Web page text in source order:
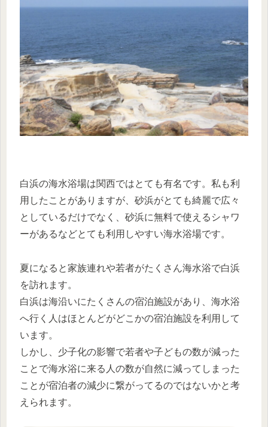
白浜の海水浴場は関西ではとても有名です。私も利
用したことがありますが、砂浜がとても綺麗で広々
としているだけでなく、砂浜に無料で使えるシャワ
ーがあるなどとても利用しやすい海水浴場です。
夏になると家族連れや若者がたくさん海水浴で白浜
を訪れます。
白浜は海沿いにたくさんの宿泊施設があり、海水浴
へ行く人はほとんどがどこかの宿泊施設を利用して
います。
しかし、少子化の影響で若者や子どもの数が減った
ことで海水浴に来る人の数が自然に減ってしまった
ことが宿泊者の減少に繋がってるのではないかと考
えられます。